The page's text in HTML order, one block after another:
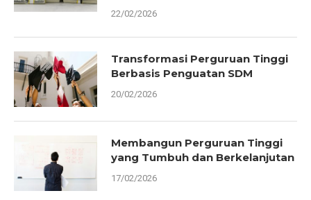
22/02/2026
Transformasi Perguruan Tinggi
Berbasis Penguatan SDM
20/02/2026
Membangun Perguruan Tinggi
yang Tumbuh dan Berkelanjutan
17/02/2026